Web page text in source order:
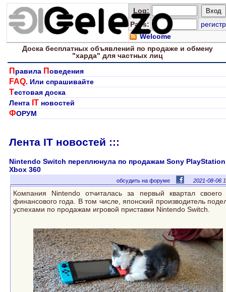
Log:
Pass:
регистр
Welcome
Доска бесплатныхобъявлений по продаже и обмену
"харда" для частных лиц
П равила Поведения
FAQ. Или спрашивайте
Тестовая доска
Лента IT новостей
ФОРУМ
Лента IT новостей :::
Nintendo Switch переплюнула по продажам Sony
Xbox 360
обсудить на форуме 2021-08-06
Компания Nintendo отчиталась за первый квартал своего
финансового года. В том числе, японский производитель
успехами по продажам игровой приставки Nintendo Switch.